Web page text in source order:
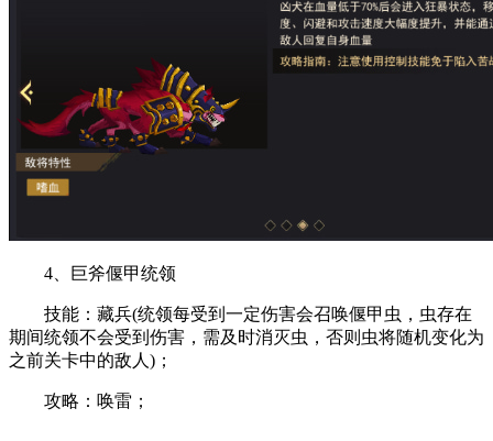
4、巨斧偃甲统领
技能：藏兵(统领每受到一定伤害会召唤偃甲虫，虫存在
期间统领不会受到伤害，需及时消灭虫，否则虫将随机变化为
之前关卡中的敌人)；
攻略：唤雷；